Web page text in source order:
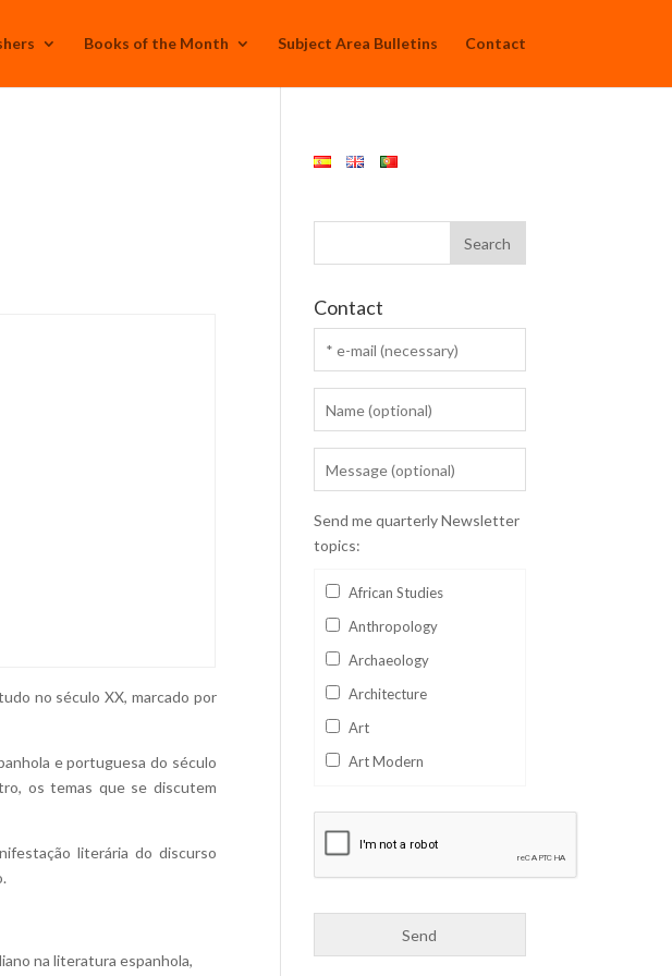
Books of the Month Subject Area Bulletins Contact
no século XX, marcado por
e portuguesa do século
os temas que se discutem
literária do discurso
na literatura espanhola,
Contact
Send me quarterly Newsletter
topics:
African Studies
Anthropology
Archaeology
Architecture
Art
Art Modern
Business